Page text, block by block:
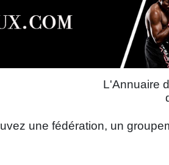
L'Annuaire
une fédération, un